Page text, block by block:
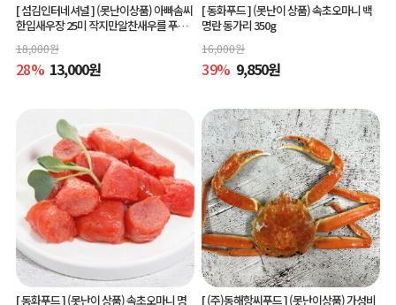
[ 섬김인터네셔널 ](못난이상품) 아빠솜씨
한입새우장 25미 작지만알찬새우를 푸짐
하게 즐길수 있는 한입새우장
18,000원
28% 13,000원
[ 동화푸드 ](못난이 상품) 속초오마니 백
명란 동가리 350g
16,000원
39% 9,850원
[ 동화푸드 ](못난이 상품) 속초오마니 명 [ (주)동해항씨푸드 ](못난이상품) 가성비